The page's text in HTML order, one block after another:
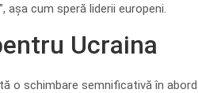
așa cum speră liderii europeni.
Ucraina
o schimbare semnificativă în